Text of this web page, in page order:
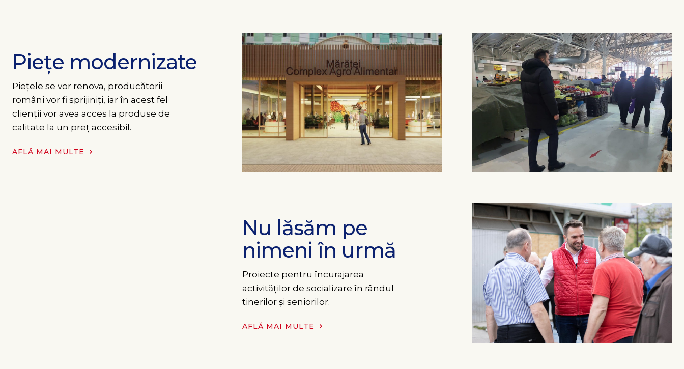
Piețe modernizate
Piețele se vor renova, producătorii
români vor fi sprijiniți, iar în acest fel
clienții vor avea acces la produse de
calitate la un preț accesibil.
AFLĂ MAI MULTE
Nu lăsăm pe
nimeni în urmă
Proiecte pentru încurajarea
activităților de socializare în rândul
tinerilor și seniorilor.
AFLĂ MAI MULTE